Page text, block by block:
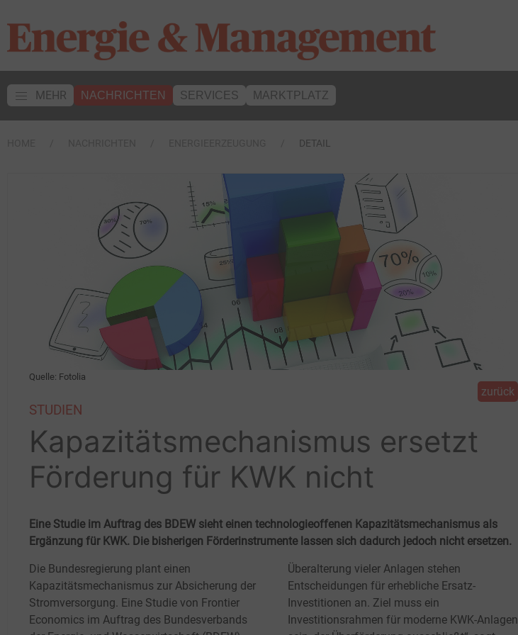
MEHR NACHRICHTEN SERVICES MARKTPLATZ
DETAIL
Quelle: Fotolia
zurück
STUDIEN
Kapazitätsmechanismus ersetzt
Förderung für KWK nicht
Eine Studie im Auftrag des BDEW sieht einen technologieoffenen Kapazitätsmechanismus als
Ergänzung für KWK. Die bisherigen Förderinstrumente lassen sich dadurch jedoch nicht ersetzen.
Die Bundesregierung plant einen
Kapazitätsmechanismus zur Absicherung der
Stromversorgung. Eine Studie von Frontier
Economics im Auftrag des Bundesverbands
Überalterung vieler Anlagen stehen
Entscheidungen für erhebliche Ersatz-
Investitionen an. Ziel muss ein
Investitionsrahmen für moderne KWK-Anlagen